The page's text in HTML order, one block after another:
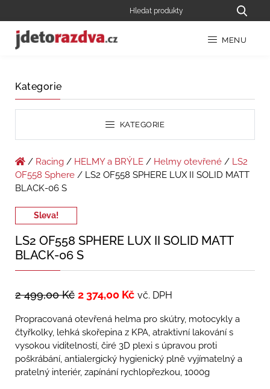
MENU
Kategorie
KATEGORIE
/ Racing / HELMY a BRÝLE / Helmy otevřené / LS2
OF558 Sphere / LS2 OF558 SPHERE LUX II SOLID MATT
BLACK-06 S
Sleva!
LS2 OF558 SPHERE LUX II SOLID MATT
BLACK-06 S
2 499,00Kč 2 374,00 Kč vč. DPH
Propracovaná otevřená helma pro skútry, motocykly a
čtyřkolky, lehká skořepina z KPA, atraktivní lakování s
vysokou viditelností, čiré 3D plexi s úpravou proti
poškrábání, antialergický hygienický plně vyjímatelný a
pratelný interiér, zapínání rychlopřezkou, 1000g